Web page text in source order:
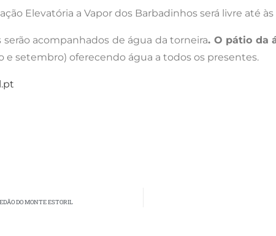
Elevatória a Vapor dos Barbadinhos será livre até
acompanhados de água da torneira. O pátio da
setembro) oferecendo água a todos os presentes.
DO MONTE ESTORIL